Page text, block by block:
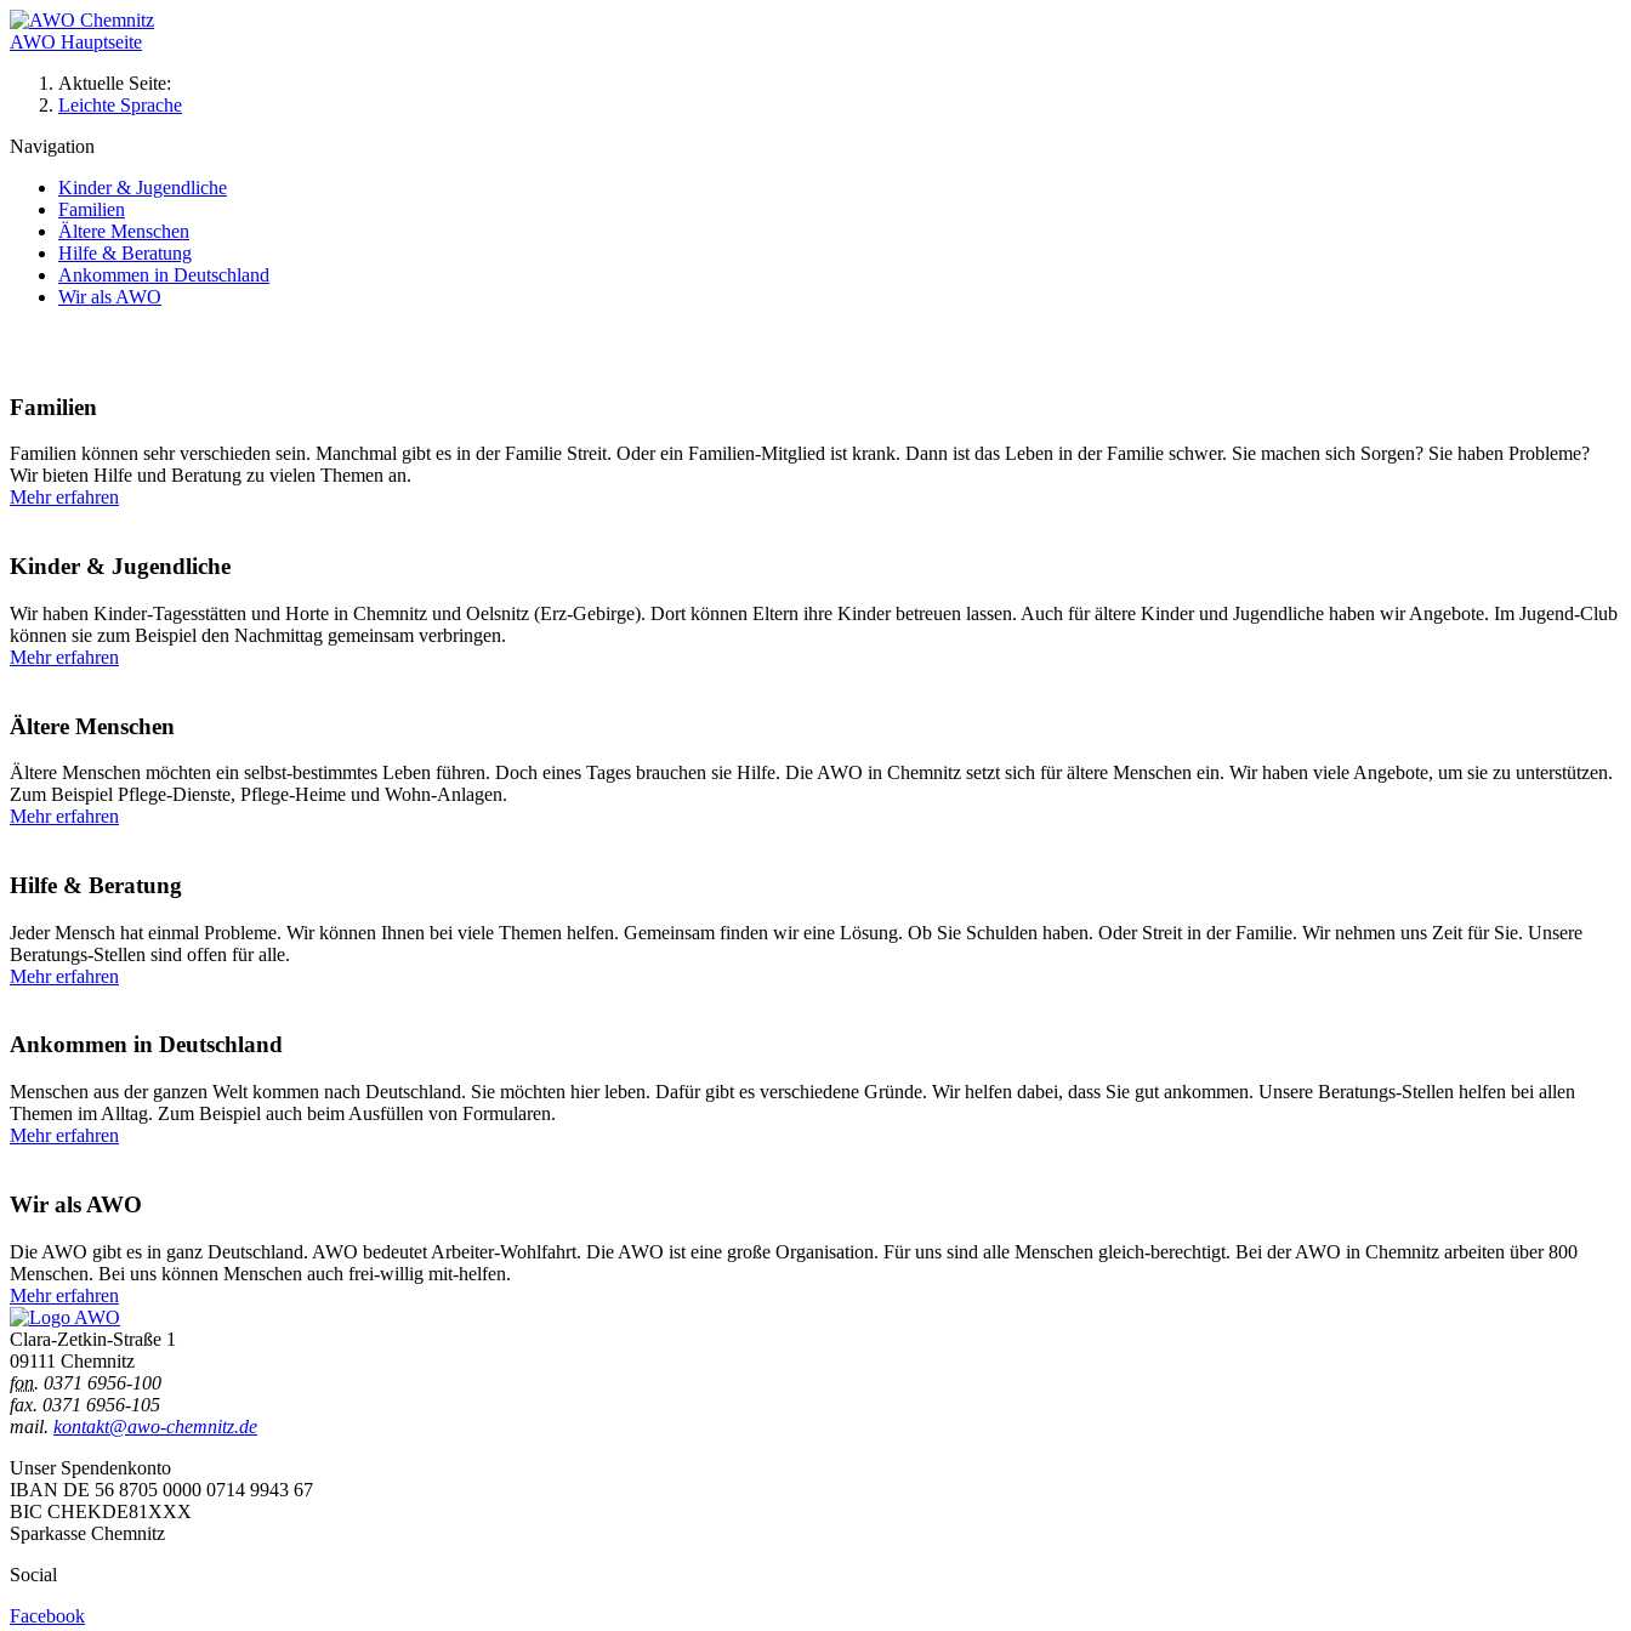
AWO Hauptseite
Aktuelle Seite:
Leichte Sprache
Navigation
Kinder & Jugendliche
Familien
Ältere Menschen
Hilfe & Beratung
Ankommen in Deutschland
Wir als AWO
Familien
Familien können sehr verschieden sein. Manchmal gibt es in der Familie Streit. Oder ein Familien-Mitglied ist krank. Dann ist das Leben in der Familie schwer. Sie machen sich Sorgen? Sie haben Probleme?
Wir bieten Hilfe und Beratung zu vielen Themen an.
Mehr erfahren
Kinder & Jugendliche
Wir haben Kinder-Tagesstätten und Horte in Chemnitz und Oelsnitz (Erz-Gebirge). Dort können Eltern ihre Kinder betreuen lassen. Auch für ältere Kinder und Jugendliche haben wir Angebote. Im Jugend-Club
können sie zum Beispiel den Nachmittag gemeinsam verbringen.
Mehr erfahren
Ältere Menschen
Ältere Menschen möchten ein selbst-bestimmtes Leben führen. Doch eines Tages brauchen sie Hilfe. Die AWO in Chemnitz setzt sich für ältere Menschen ein. Wir haben viele Angebote, um sie zu unterstützen.
Zum Beispiel Pflege-Dienste, Pflege-Heime und Wohn-Anlagen.
Mehr erfahren
Hilfe & Beratung
Jeder Mensch hat einmal Probleme. Wir können Ihnen bei viele Themen helfen. Gemeinsam finden wir eine Lösung. Ob Sie Schulden haben. Oder Streit in der Familie. Wir nehmen uns Zeit für Sie. Unsere
Beratungs-Stellen sind offen für alle.
Mehr erfahren
Ankommen in Deutschland
Menschen aus der ganzen Welt kommen nach Deutschland. Sie möchten hier leben. Dafür gibt es verschiedene Gründe. Wir helfen dabei, dass Sie gut ankommen. Unsere Beratungs-Stellen helfen bei allen
Themen im Alltag. Zum Beispiel auch beim Ausfüllen von Formularen.
Mehr erfahren
Wir als AWO
Die AWO gibt es in ganz Deutschland. AWO bedeutet Arbeiter-Wohlfahrt. Die AWO ist eine große Organisation. Für uns sind alle Menschen gleich-berechtigt. Bei der AWO in Chemnitz arbeiten über 800
Menschen. Bei uns können Menschen auch frei-willig mit-helfen.
Mehr erfahren
Clara-Zetkin-Straße 1
09111 Chemnitz
fon. 0371 6956-100
fax. 0371 6956-105
mail. kontakt@awo-chemnitz.de
Unser Spendenkonto
IBAN DE 56 8705 0000 0714 9943 67
BIC CHEKDE81XXX
Sparkasse Chemnitz
Social
Facebook